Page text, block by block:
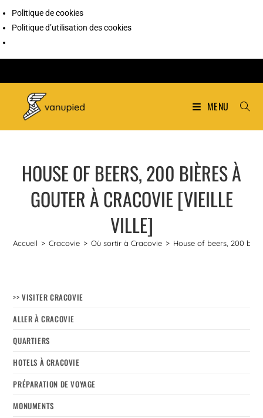
Politique de cookies
Politique d’utilisation des cookies
MENU
HOUSE OF BEERS, 200 BIÈRES À
GOUTER À CRACOVIE [VIEILLE
VILLE]
Accueil > Cracovie > Où sortir à Cracovie > House of beers, 200
>> VISITER CRACOVIE
ALLER À CRACOVIE
QUARTIERS
HOTELS À CRACOVIE
PRÉPARATION DE VOYAGE
MONUMENTS